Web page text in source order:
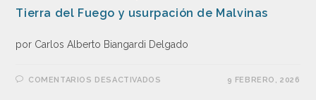
Tierra del Fuego y usurpación de Malvinas
por Carlos Alberto Biangardi Delgado
COMENTARIOS DESACTIVADOS 9 FEBRERO, 2026